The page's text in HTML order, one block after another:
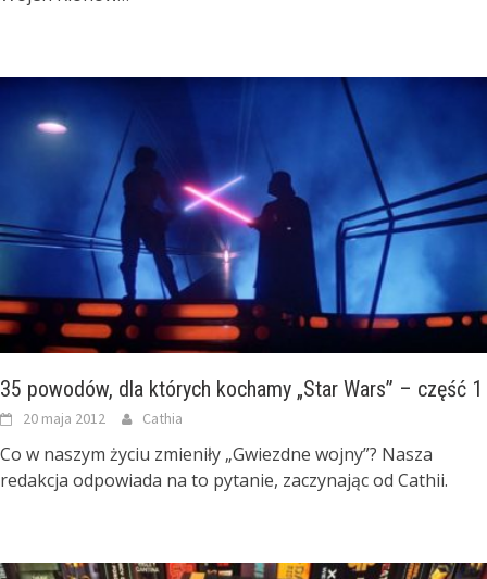
35 powodów, dla których kochamy „Star Wars” – część 1
20 maja 2012 Cathia
Co w naszym życiu zmieniły „Gwiezdne wojny”? Nasza
redakcja odpowiada na to pytanie, zaczynając od Cathii.